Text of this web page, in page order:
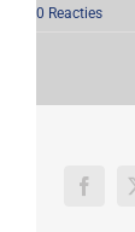
0 Reacties